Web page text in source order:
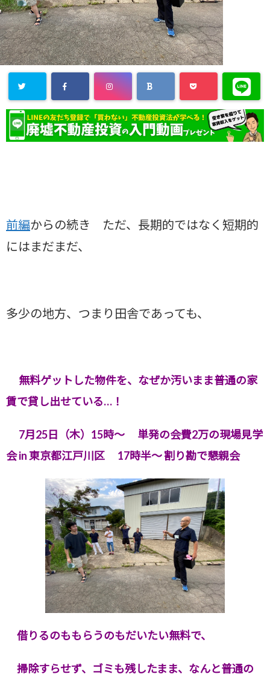
前編からの続き ただ、長期的ではなく短期的
にはまだまだ、
多少の地方、つまり田舎であっても、
無料ゲットした物件を、なぜか汚いまま普通の家
賃で貸し出せている… ！
7月25日（木）15時～ 単発の会費2万の現場見学
会 in 東京都江戸川区 17時半～ 割り勘で懇親会
借りるのももらうのもだいたい無料で、
掃除すらせず、ゴミも残したまま、 なんと普通の